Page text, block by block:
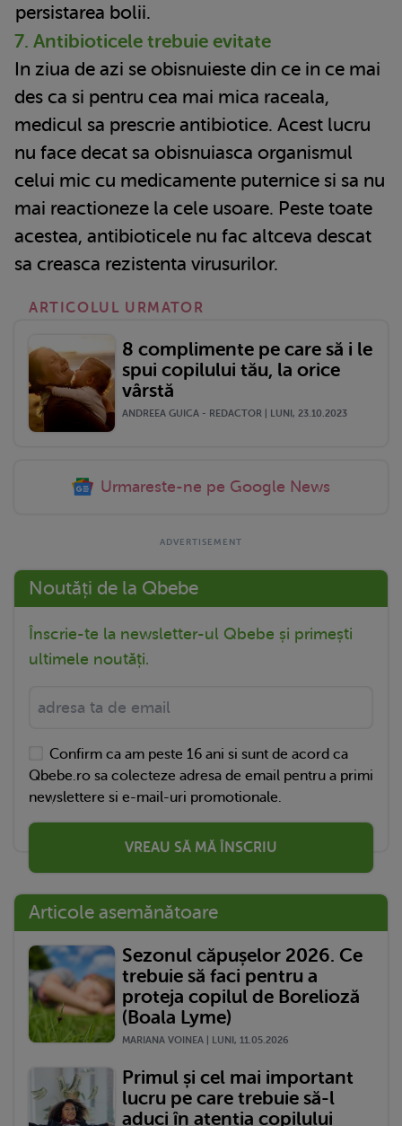
persistarea bolii.
7. Antibioticele trebuie evitate
In ziua de azi se obisnuieste din ce in ce mai
des ca si pentru cea mai mica raceala,
medicul sa prescrie antibiotice. Acest lucru
nu face decat sa obisnuiasca organismul
celui mic cu medicamente puternice si sa nu
mai reactioneze la cele usoare. Peste toate
acestea, antibioticele nu fac altceva descat
sa creasca rezistenta virusurilor.
ARTICOLUL URMATOR
8 complimente pe care să i le
spui copilului tău, la orice
vârstă
ANDREEA GUICA - REDACTOR | LUNI, 23.10.2023
Urmareste-ne pe Google News
Noutăți de la Qbebe
Înscrie-te la newsletter-ul Qbebe și primești
ultimele noutăți.
Confirm ca am peste 16 ani si sunt de acord ca
Qbebe.ro sa colecteze adresa de email pentru a primi
newslettere si e-mail-uri promotionale.
VREAU SĂ MĂ ÎNSCRIU
Articole asemănătoare
Sezonul căpușelor 2026. Ce
trebuie să faci pentru a
proteja copilul de Borelioză
(Boala Lyme)
MARIANA VOINEA | LUNI, 11.05.2026
Primul și cel mai important
lucru pe care trebuie să-l
aduci în atenția copilului